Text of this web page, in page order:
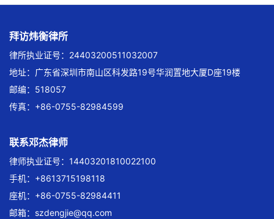
拜访炜衡律所
律所执业证号：24403200511032007
地址：广东省深圳市南山区科发路19号华润置地大厦D座19楼
邮编：518057
传真：+86-0755-82984599
联系邓杰律师
律师执业证号：14403201810022100
手机：+8613715198118
座机：+86-0755-82984411
邮箱： szdengjie@qq.com